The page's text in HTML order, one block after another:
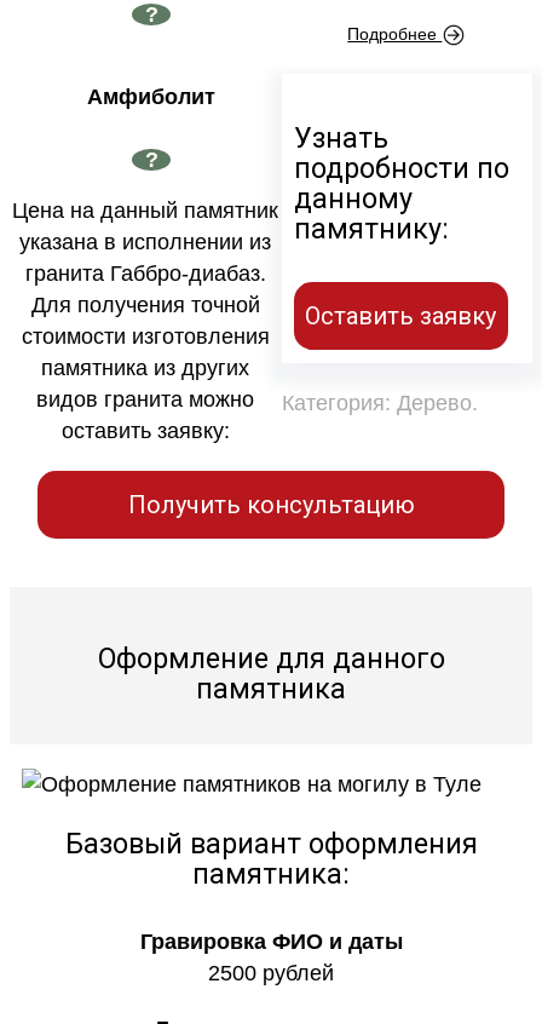
Подробнее
Узнать
подробности по
данному
памятнику:
Оставить заявку
Категория: Дерево.
?
Амфиболит
?
Цена на данный памятник
указана в исполнении из
гранита Габбро-диабаз.
Для получения точной
стоимости изготовления
памятника из других
видов гранита можно
оставить заявку:
Получить консультацию
Оформление для данного
памятника
Базовый вариант оформления
памятника:
Гравировка ФИО и даты
2500 рублей